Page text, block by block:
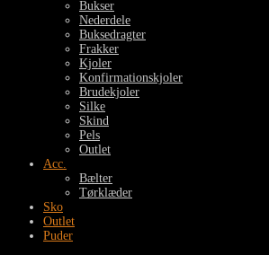
Bukser
Nederdele
Buksedragter
Frakker
Kjoler
Konfirmationskjoler
Brudekjoler
Silke
Skind
Pels
Outlet
Acc.
Bælter
Tørklæder
Sko
Outlet
Puder